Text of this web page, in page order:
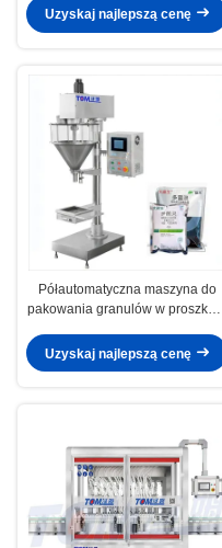
SS316L
Uzyskaj najlepszą cenę
Półautomatyczna maszyna do
pakowania granulów w proszku 5
Uzyskaj najlepszą cenę